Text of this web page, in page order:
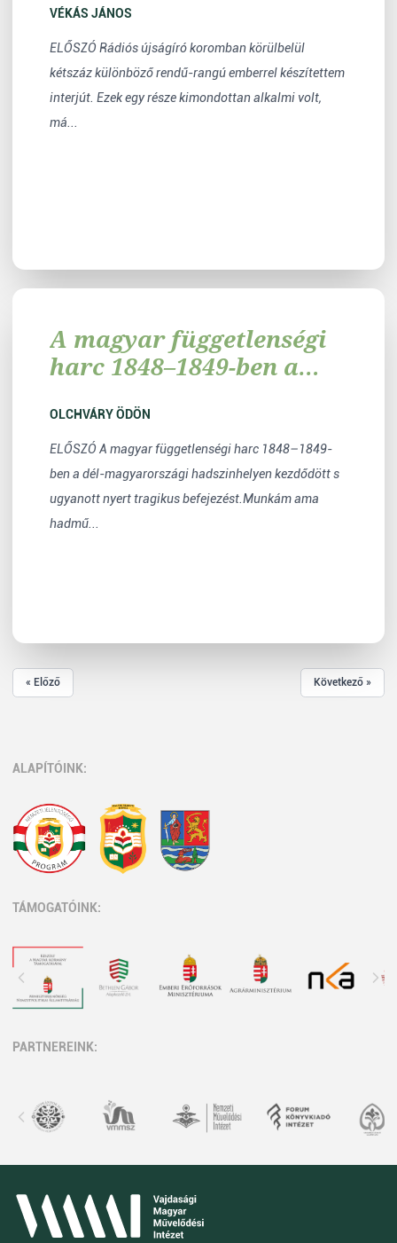
VÉKÁS JÁNOS
ELŐSZÓ Rádiós újságíró koromban körülbelül
kétszáz különböző rendű-rangú emberrel készítettem
interjút. Ezek egy része kimondottan alkalmi volt,
má...
A magyar függetlenségi
harc 1848–1849-ben a
OLCHVÁRY ÖDÖN
ELŐSZÓ A magyar függetlenségi harc 1848–1849-
ben a dél-magyar­országi hadszinhelyen kezdődött s
ugyanott nyert tragikus befejezést.Munkám ama
hadmű...
« Előző Következő »
ALAPÍTÓINK:
TÁMOGATÓINK:
PARTNEREINK: